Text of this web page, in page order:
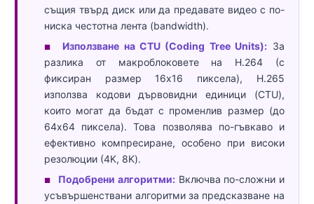
същия твърд диск или да предавате видео с по-
ниска честотна лента (bandwidth).
■ Използване на CTU (Coding Tree Units): За
разлика от макроблоковете на H.264 (с
фиксиран размер 16x16 пиксела), H.265
използва кодови дървовидни единици (CTU),
които могат да бъдат с променлив размер (до
64x64 пиксела). Това позволява по-гъвкаво и
ефективно компресиране, особено при високи
резолюции (4K, 8K).
■ Подобрени алгоритми: Включва по-сложни и
усъвършенствани алгоритми за предсказване на